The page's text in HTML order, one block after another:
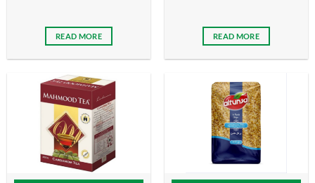
READ MORE READ MORE